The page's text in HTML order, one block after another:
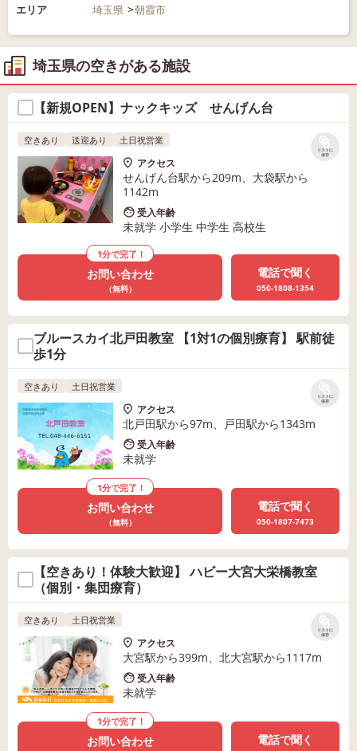
エリア 埼玉県 朝霞市
埼玉県の空きがある施設
【新規OPEN】ナックキッズ せんげん台
リストに
保存
空きあり 送迎あり 土日祝営業
アクセス
せんげん台駅から209m、大袋駅から
1142m
受入年齢
未就学 小学生 中学生 高校生
1分で完了！
お問い合わせ
（無料）
電話で聞く
050-1808-1354
ブルースカイ北戸田教室 【1対1の個別療育】 駅前徒
歩1分
リストに
保存
空きあり 土日祝営業
アクセス
北戸田駅から97m、戸田駅から1343m
受入年齢
未就学
1分で完了！
お問い合わせ
（無料）
電話で聞く
050-1807-7473
【空きあり！体験大歓迎】 ハビー大宮大栄橋教室
（個別・集団療育）
リストに
保存
空きあり 土日祝営業
アクセス
大宮駅から399m、北大宮駅から1117m
受入年齢
未就学
1分で完了！
お問い合わせ 電話で聞く